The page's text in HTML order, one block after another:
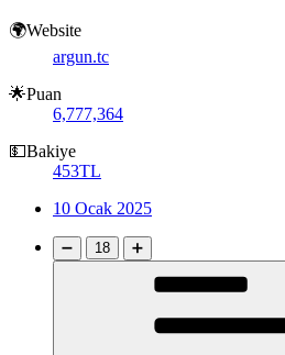
🌍Website
argun.tc
🌟Puan
6,777,364
💵Bakiye
453TL
10 Ocak 2025
➖ 18 ➕